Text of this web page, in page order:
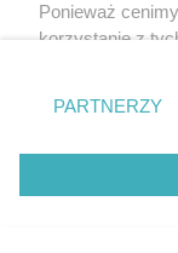
Ponieważ
korzystanie z
zmienić/
znajdujący się
rodzaje
użytkownika,
przetwarzaniu.
PARTNERZY